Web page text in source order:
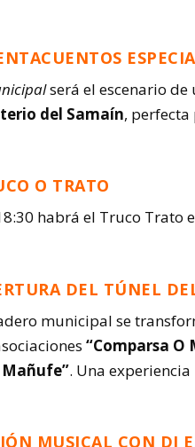
será el escenario de
del Samaín, perfecta
O TRATO
habrá el Truco Trato
DEL TÚNEL
municipal se
“Comparsa O
. Una
MUSICAL CON DJ